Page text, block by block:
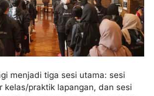
menjadi tiga sesi utama: sesi
kelas/praktik lapangan, dan sesi